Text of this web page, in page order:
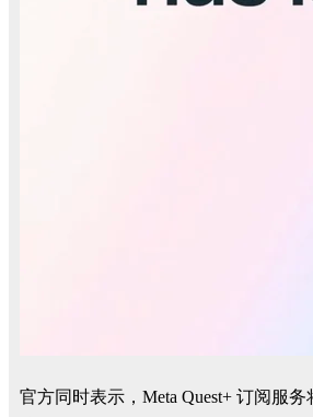
官方同时表示，Meta Quest+ 订阅服